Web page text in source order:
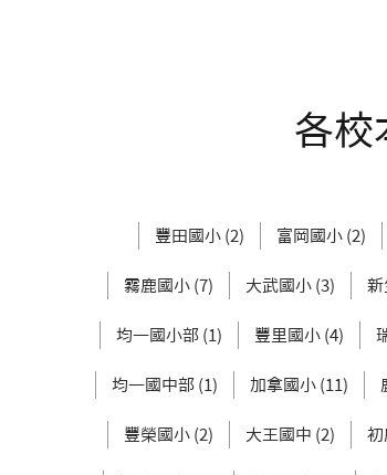
各校
豐田國小 (2) 富岡國小 (2)
霧鹿國小 (7) 大武國小 (3) 新
均一國小部 (1) 豐里國小 (4)
均一國中部 (1) 加拿國小 (11)
豐榮國小 (2) 大王國中 (2) 初